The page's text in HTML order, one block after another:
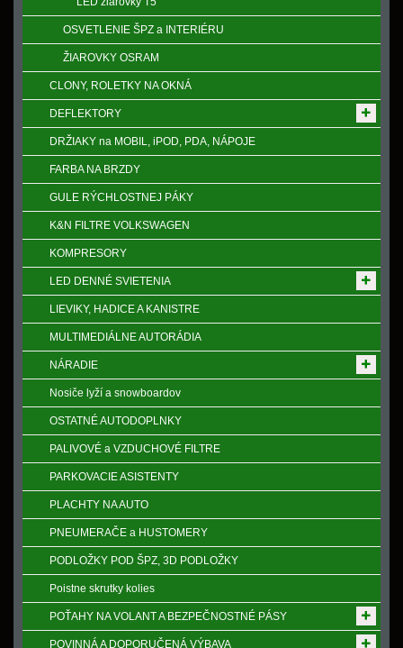
OSVETLENIE ŠPZ a INTERIÉRU
ŽIAROVKY OSRAM
CLONY, ROLETKY NA OKNÁ
DEFLEKTORY
DRŽIAKY na MOBIL, iPOD, PDA, NÁPOJE
FARBA NA BRZDY
GULE RÝCHLOSTNEJ PÁKY
K&N FILTRE VOLKSWAGEN
KOMPRESORY
LED DENNÉ SVIETENIA
LIEVIKY, HADICE A KANISTRE
MULTIMEDIÁLNE AUTORÁDIA
NÁRADIE
Nosiče lyží a snowboardov
OSTATNÉ AUTODOPLNKY
PALIVOVÉ a VZDUCHOVÉ FILTRE
PARKOVACIE ASISTENTY
PLACHTY NA AUTO
PNEUMERAČE a HUSTOMERY
PODLOŽKY POD ŠPZ, 3D PODLOŽKY
Poistne skrutky kolies
POŤAHY NA VOLANT A BEZPEČNOSTNÉ PÁSY
POVINNÁ A DOPORUČENÁ VÝBAVA